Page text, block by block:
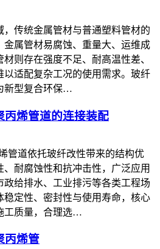
，传统金属管材与普通塑料管材的
金属管材易腐蚀、重量大、运维成
则存在强度不足、耐高温性差、
以适配复杂工况的使用需求。玻纤
新型复合环保…
丙烯管道的连接装配
管道依托玻纤改性带来的结构优
耐腐蚀性和抗冲击性，广泛应用
政给排水、工业排污等各类工程场
稳定性、密封性与使用寿命，核心
工质量，合理选…
丙烯管